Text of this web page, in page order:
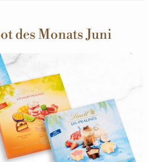
des Monats Juni